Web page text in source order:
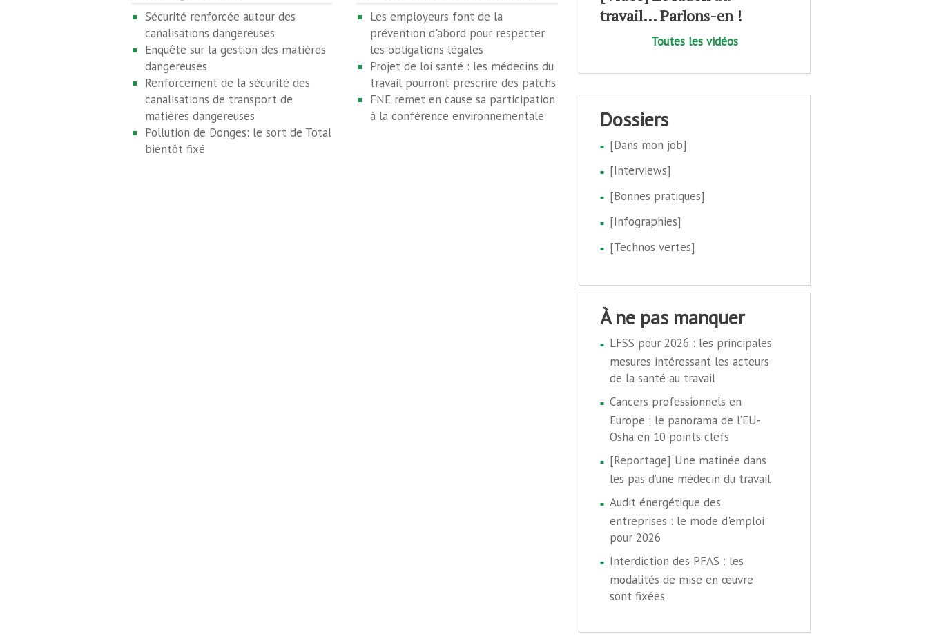
Sécurité renforcée autour des
canalisations dangereuses
Enquête sur la gestion des matières
dangereuses
Renforcement de la sécurité des
canalisations de transport de
matières dangereuses
Pollution de Donges: le sort de Total
bientôt fixé
Les employeurs font de la
prévention d'abord pour respecter
les obligations légales
Projet de loi santé : les médecins du
travail pourront prescrire des patchs
FNE remet en cause sa participation
à la conférence environnementale
travail… Parlons-en !
Toutes les vidéos
dossiers
[Dans mon job]
[Interviews]
[Bonnes pratiques]
[Infographies]
[Technos vertes]
à ne pas manquer
LFSS pour 2026 : les principales
mesures intéressant les acteurs
de la santé au travail
Cancers professionnels en
Europe : le panorama de l’EU-
Osha en 10 points clefs
[Reportage] Une matinée dans
les pas d’une médecin du travail
Audit énergétique des
entreprises : le mode d'emploi
pour 2026
Interdiction des PFAS : les
modalités de mise en œuvre
sont fixées